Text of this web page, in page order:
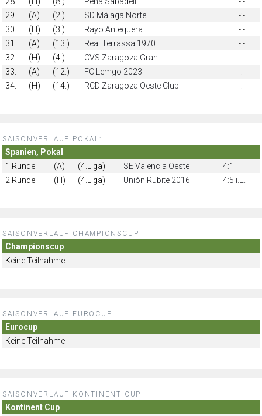
29.
(A) (2.) SD Málaga Norte
-:-
30.
(H) (3.) Rayo Antequera
-:-
31.
(A) (13.) Real Terrassa 1970
-:-
32.
(H) (4.) CVS Zaragoza Gran
-:-
33.
(A) (12.) FC Lemgo 2023
-:-
34.
(H) (14.) RCD Zaragoza Oeste Club -:-
SAISONVERLAUF POKAL:
Spanien, Pokal
1.Runde
(A) (4.Liga) SE Valencia Oeste
4:1
2.Runde
(H) (4.Liga) Unión Rubite 2016 4:5 i.E.
SAISONVERLAUF CHAMPIONSCUP
Championscup
Keine Teilnahme
SAISONVERLAUF EUROCUP
Eurocup
Keine Teilnahme
SAISONVERLAUF KONTINENT CUP
Kontinent Cup